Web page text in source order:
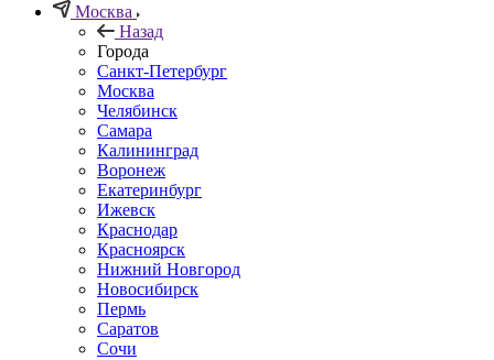
Москва
Назад
Города
Санкт-Петербург
Москва
Челябинск
Самара
Калининград
Воронеж
Екатеринбург
Ижевск
Краснодар
Красноярск
Нижний Новгород
Новосибирск
Пермь
Саратов
Сочи